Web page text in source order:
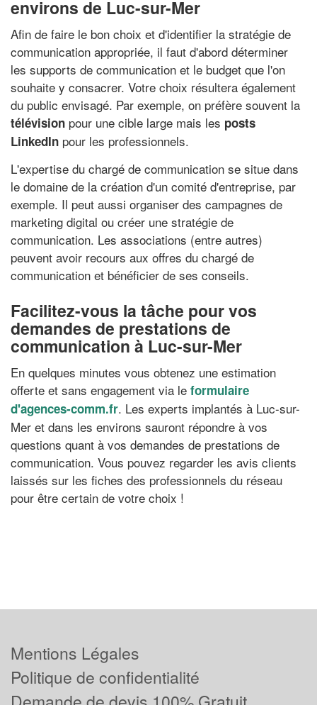
environs de Luc-sur-Mer
Afin de faire le bon choix et d'identifier la stratégie de
communication appropriée, il faut d'abord déterminer
les supports de communication et le budget que l'on
souhaite y consacrer. Votre choix résultera également
du public envisagé. Par exemple, on préfère souvent la
télévision pour une cible large mais les posts
LinkedIn pour les professionnels.
L'expertise du chargé de communication se situe dans
le domaine de la création d'un comité d'entreprise, par
exemple. Il peut aussi organiser des campagnes de
marketing digital ou créer une stratégie de
communication. Les associations (entre autres)
peuvent avoir recours aux offres du chargé de
communication et bénéficier de ses conseils.
Facilitez-vous la tâche pour vos
demandes de prestations de
communication à Luc-sur-Mer
En quelques minutes vous obtenez une estimation
offerte et sans engagement via le formulaire
d'agences-comm.fr. Les experts implantés à Luc-sur-
Mer et dans les environs sauront répondre à vos
questions quant à vos demandes de prestations de
communication. Vous pouvez regarder les avis clients
laissés sur les fiches des professionnels du réseau
pour être certain de votre choix !
Mentions Légales
Politique de confidentialité